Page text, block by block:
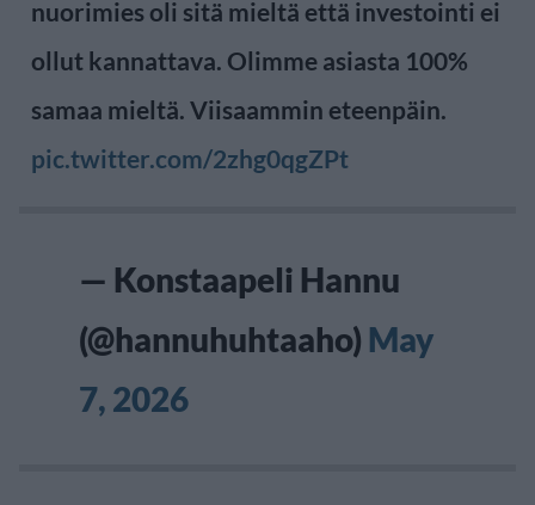
nuorimies oli sitä mieltä että investointi ei
ollut kannattava. Olimme asiasta 100%
samaa mieltä. Viisaammin eteenpäin.
pic.twitter.com/2zhg0qgZPt
— Konstaapeli Hannu
(@hannuhuhtaaho) May
7, 2026